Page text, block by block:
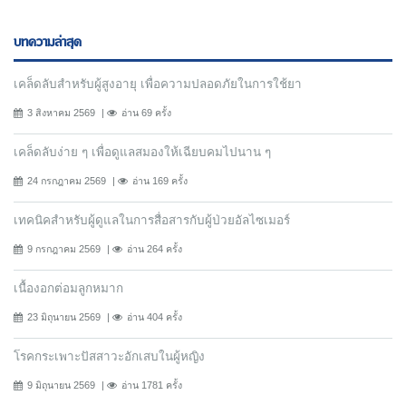
บทความล่าสุด
เคล็ดลับสำหรับผู้สูงอายุ เพื่อความปลอดภัยในการใช้ยา
3 สิงหาคม 2569 อ่าน 69 ครั้ง
เคล็ดลับง่าย ๆ เพื่อดูแลสมองให้เฉียบคมไปนาน ๆ
24 กรกฎาคม 2569 อ่าน 169 ครั้ง
เทคนิคสำหรับผู้ดูแลในการสื่อสารกับผู้ป่วยอัลไซเมอร์
9 กรกฎาคม 2569 อ่าน 264 ครั้ง
เนื้องอกต่อมลูกหมาก
23 มิถุนายน 2569 อ่าน 404 ครั้ง
โรคกระเพาะปัสสาวะอักเสบในผู้หญิง
9 มิถุนายน 2569 อ่าน 1781 ครั้ง